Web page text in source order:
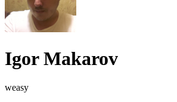
Igor Makarov
weasy